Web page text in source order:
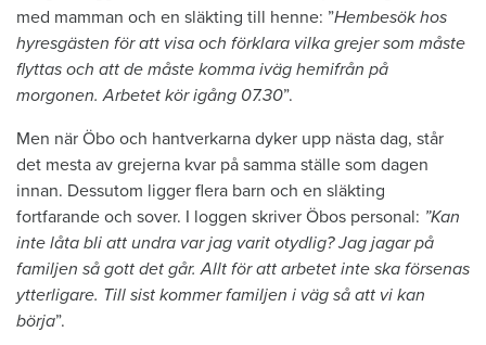
med mamman och en släkting till henne: ”Hembesök hos
hyresgästen för att visa och förklara vilka grejer som måste
flyttas och att de måste komma iväg hemifrån på
morgonen. Arbetet kör igång 07.30”.
Men när Öbo och hantverkarna dyker upp nästa dag, står
det mesta av grejerna kvar på samma ställe som dagen
innan. Dessutom ligger flera barn och en släkting
fortfarande och sover. I loggen skriver Öbos personal: ”Kan
inte låta bli att undra var jag varit otydlig? Jag jagar på
familjen så gott det går. Allt för att arbetet inte ska försenas
ytterligare. Till sist kommer familjen i väg så att vi kan
börja”.